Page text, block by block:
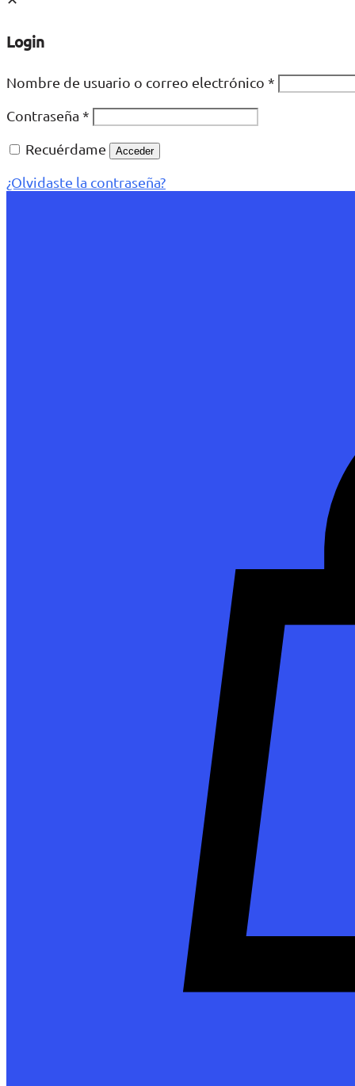
Login
Nombre de usuario o correo electrónico *
Contraseña *
Recuérdame
Acceder
¿Olvidaste la contraseña?